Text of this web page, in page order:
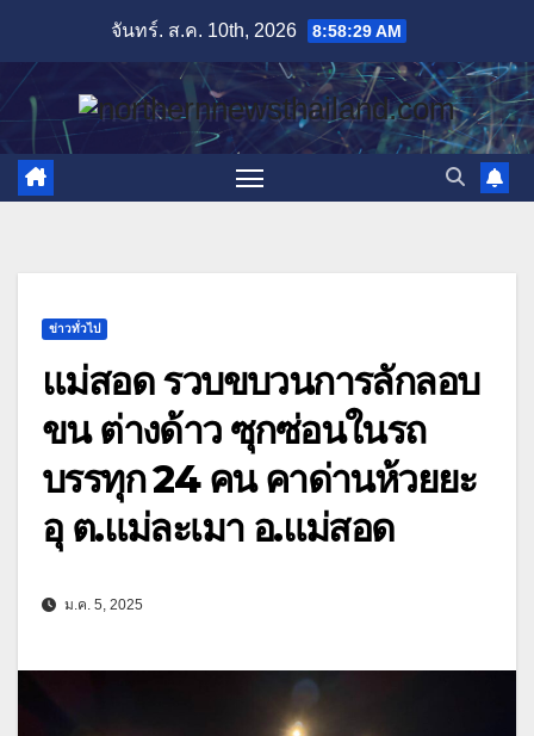
content
จันทร์. ส.ค. 10th, 2026 8:58:30 AM
ข่าวทั่วไป
แม่สอด รวบขบวนการลักลอบ
ขน ต่างด้าว ซุกซ่อนในรถ
บรรทุก 24 คน คาด่านห้วยยะ
อุ ต.แม่ละเมา อ.แม่สอด
ม.ค. 5, 2025